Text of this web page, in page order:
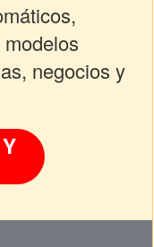
negocios y